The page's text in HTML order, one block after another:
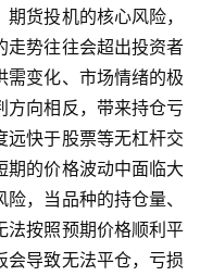
货投机的核心风险，
走势往往会超出投资者
需变化、市场情绪的极
方向相反，带来持仓亏
远快于股票等无杠杆交
期的价格波动中面临大
，当品种的持仓量、
法按照预期价格顺利平
会导致无法平仓，亏损